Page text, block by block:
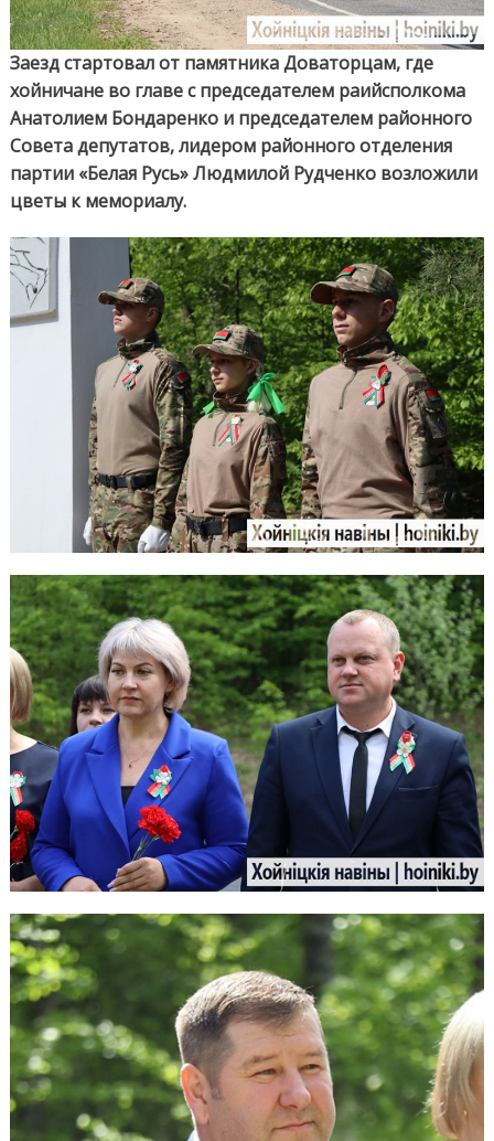
80-
летию
Заезд стартовал от памятника Доваторцам, где
хойничане во главе с председателем раийсполкома
Анатолием Бондаренко и председателем районного
Совета депутатов, лидером районного отделения
партии «Белая Русь» Людмилой Рудченко возложили
цветы к мемориалу.